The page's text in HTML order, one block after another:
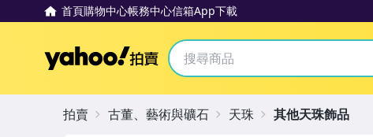
首頁購物中心帳務中心信箱App下載
Yahoo拍賣
拍賣 古董、藝術與礦石 天珠 其他天珠飾品